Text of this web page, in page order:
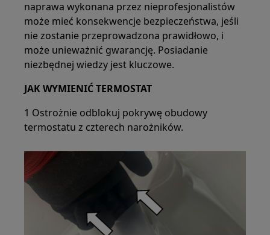
naprawa wykonana przez nieprofesjonalistów
może mieć konsekwencje bezpieczeństwa, jeśli
nie zostanie przeprowadzona prawidłowo, i
może unieważnić gwarancję. Posiadanie
niezbędnej wiedzy jest kluczowe.
JAK WYMIENIĆ TERMOSTAT
1 Ostrożnie odblokuj pokrywę obudowy
termostatu z czterech narożników.